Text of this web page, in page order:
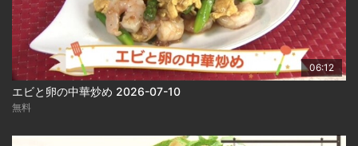
06:12
エビと卵の中華炒め 2026-07-10
無料